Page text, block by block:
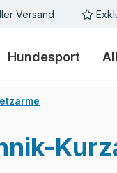
Versand
Hundesport